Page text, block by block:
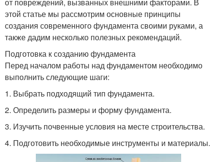
этой статье мы рассмотрим основные принципы
создания современного фундамента своими руками, а
также дадим несколько полезных рекомендаций.
Подготовка к созданию фундамента
Перед началом работы над фундаментом необходимо
выполнить следующие шаги:
1. Выбрать подходящий тип фундамента.
2. Определить размеры и форму фундамента.
3. Изучить почвенные условия на месте строительства.
4. Подготовить необходимые инструменты и материалы.